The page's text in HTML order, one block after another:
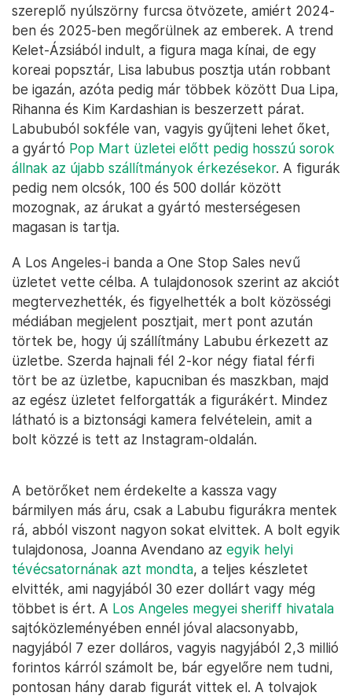
szereplő nyúlszörny furcsa ötvözete, amiért 2024-
ben és 2025-ben megőrülnek az emberek. A trend
Kelet-Ázsiából indult, a figura maga kínai, de egy
koreai popsztár, Lisa labubus posztja után robbant
be igazán, azóta pedig már többek között Dua Lipa,
Rihanna és Kim Kardashian is beszerzett párat.
Labububól sokféle van, vagyis gyűjteni lehet őket,
a gyártó Pop Mart üzletei előtt pedig hosszú sorok
állnak az újabb szállítmányok érkezésekor. A figurák
pedig nem olcsók, 100 és 500 dollár között
mozognak, az árukat a gyártó mesterségesen
magasan is tartja.
A Los Angeles-i banda a One Stop Sales nevű
üzletet vette célba. A tulajdonosok szerint az akciót
megtervezhették, és figyelhették a bolt közösségi
médiában megjelent posztjait, mert pont azután
törtek be, hogy új szállítmány Labubu érkezett az
üzletbe. Szerda hajnali fél 2-kor négy fiatal férfi
tört be az üzletbe, kapucniban és maszkban, majd
az egész üzletet felforgatták a figurákért. Mindez
látható is a biztonsági kamera felvételein, amit a
bolt közzé is tett az Instagram-oldalán.
A betörőket nem érdekelte a kassza vagy
bármilyen más áru, csak a Labubu figurákra mentek
rá, abból viszont nagyon sokat elvittek. A bolt egyik
tulajdonosa, Joanna Avendano az egyik helyi
tévécsatornának azt mondta, a teljes készletet
elvitték, ami nagyjából 30 ezer dollárt vagy még
többet is ért. A Los Angeles megyei sheriff hivatala
sajtóközleményében ennél jóval alacsonyabb,
nagyjából 7 ezer dolláros, vagyis nagyjából 2,3 millió
forintos kárról számolt be, bár egyelőre nem tudni,
pontosan hány darab figurát vittek el. A tolvajok